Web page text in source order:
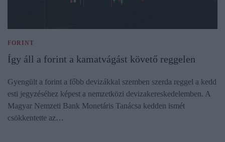
FORINT
Így áll a forint a kamatvágást követő reggelen
Gyengült a forint a főbb devizákkal szemben szerda reggel a kedd
esti jegyzéséhez képest a nemzetközi devizakereskedelemben. A
Magyar Nemzeti Bank Monetáris Tanácsa kedden ismét
csökkentette az…